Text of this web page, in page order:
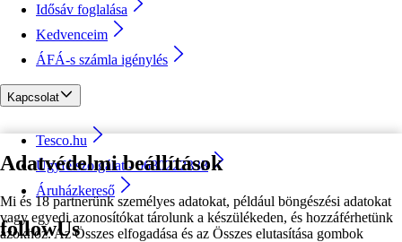
Adatvédelmi beállítások
Mi és 18 partnerünk személyes adatokat, például böngészési adatokat
vagy egyedi azonosítókat tárolunk a készülékeden, és hozzáférhetünk
azokhoz. Az Összes elfogadása és az Összes elutasítása gombok
Idősáv foglalása
Kedvenceim
ÁFÁ-s számla igénylés
Kapcsolat
Tesco.hu
Ügyfélszolgálat - 0680222333
Áruházkereső
followUs